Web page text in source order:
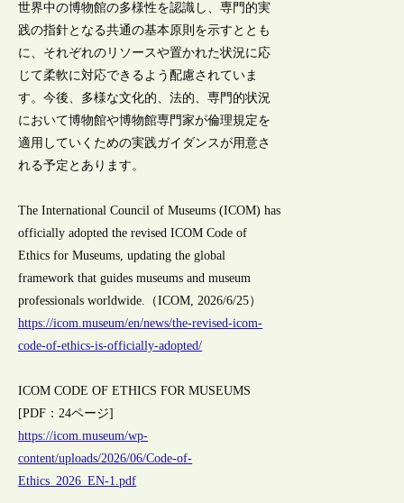
世界中の博物館の多様性を認識し、専門的実
践の指針となる共通の基本原則を示すととも
に、それぞれのリソースや置かれた状況に応
じて柔軟に対応できるよう配慮されていま
す。今後、多様な文化的、法的、専門的状況
において博物館や博物館専門家が倫理規定を
適用していくための実践ガイダンスが用意さ
れる予定とあります。
The International Council of Museums (ICOM) has
officially adopted the revised ICOM Code of
Ethics for Museums, updating the global
framework that guides museums and museum
professionals worldwide.（ICOM, 2026/6/25）
https://icom.museum/en/news/the-revised-icom-
code-of-ethics-is-officially-adopted/
ICOM CODE OF ETHICS FOR MUSEUMS
[PDF：24ページ]
https://icom.museum/wp-
content/uploads/2026/06/Code-of-
Ethics_2026_EN-1.pdf